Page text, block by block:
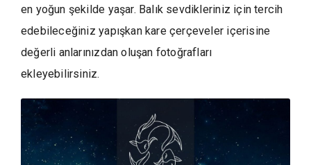
en yoğun şekilde yaşar. Balık sevdikleriniz için tercih
edebileceğiniz yapışkan kare çerçeveler içerisine
değerli anlarınızdan oluşan fotoğrafları
ekleyebilirsiniz.